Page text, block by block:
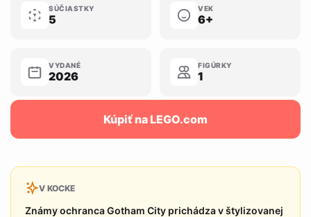
SÚČIASTKY
5
VEK
6+
VYDANÉ
2026
FIGÚRKY
1
Kúpiť na LEGO.com
V KOCKE
Známy ochranca Gotham City prichádza v štylizovanej